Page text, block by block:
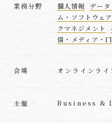
業務分野 個人情報 データ
ム・ソフトウェ
クマネジメント
信・メディア・
会場 オンラインライ
主催 Business &